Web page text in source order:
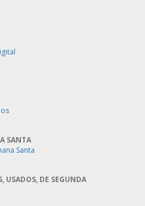
SANTA
Santa
USADOS, DE SEGUNDA